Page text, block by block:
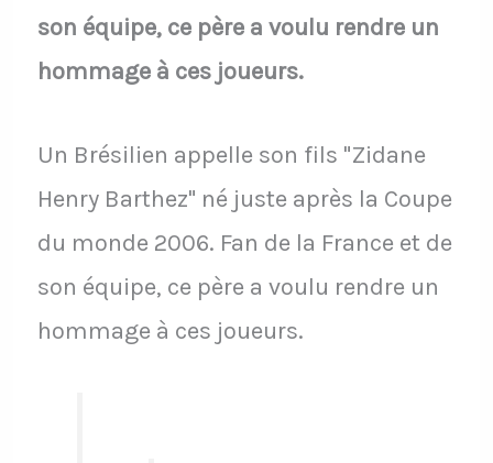
son équipe, ce père a voulu rendre un
hommage à ces joueurs.
Un Brésilien appelle son fils "Zidane
Henry Barthez" né juste après la Coupe
du monde 2006. Fan de la France et de
son équipe, ce père a voulu rendre un
hommage à ces joueurs.